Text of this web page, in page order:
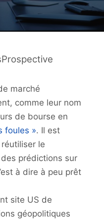
marché
comme leur nom
de bourse en
foules ». Il est
le
prédictions sur
à dire à peu prêt
site US de
géopolitiques